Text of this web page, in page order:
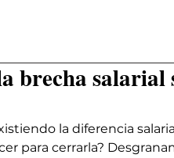
brecha salarial
la diferencia
para cerrarla?